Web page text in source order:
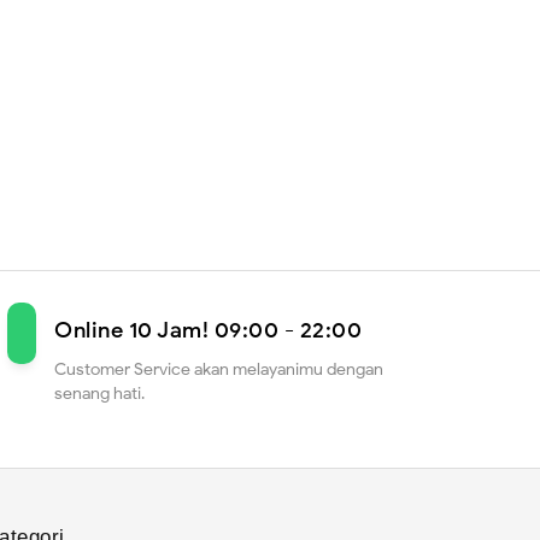
Online 10 Jam! 09:00 - 22:00
Customer Service akan melayanimu dengan
senang hati.